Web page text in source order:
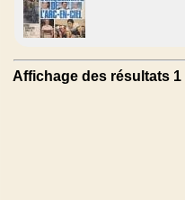
Affichage des résultats